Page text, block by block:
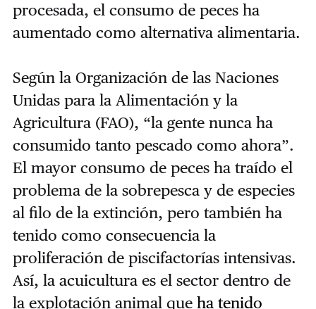
procesada, el consumo de peces ha
aumentado como alternativa alimentaria.
Según la Organización de las Naciones
Unidas para la Alimentación y la
Agricultura (FAO), “la gente nunca ha
consumido tanto pescado como ahora”.
El mayor consumo de peces ha traído el
problema de la sobrepesca y de especies
al filo de la extinción, pero también ha
tenido como consecuencia la
proliferación de piscifactorías intensivas.
Así, la acuicultura es el sector dentro de
la explotación animal que ha tenido